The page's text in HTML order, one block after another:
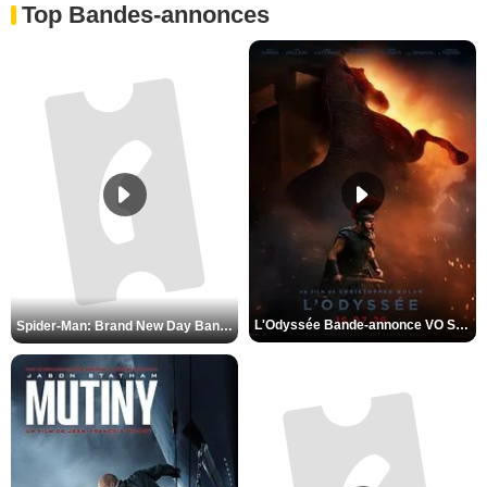
Top Bandes-annonces
Spider-Man: Brand New Day Bande-annonce VO STFR L'Odyssée Bande-annonce VO STFR